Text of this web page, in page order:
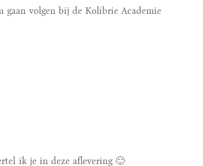
gaan volgen bij de Kolibrie Academie
ik je in deze aflevering 🙂